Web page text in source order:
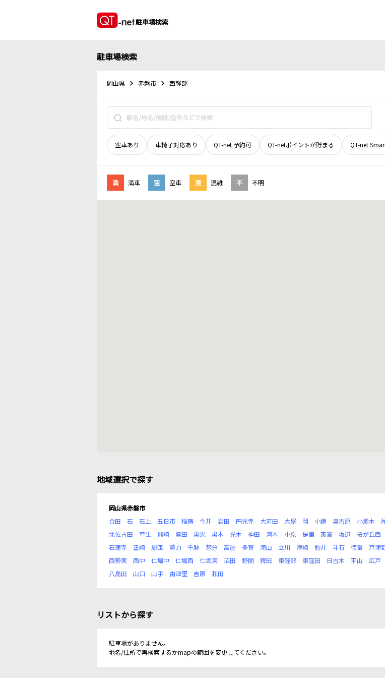
駐車場検索
駐車場検索
岡山県 赤磐市 西軽部
空車あり 車椅子対応あり QT-net 予約可 QT-netポイントが貯まる QT-net
満 満車 空 空車 混 混雑 不 不明
地域選択で探す
岡山県赤磐市
合田
石 石上 五日市 稲蒔 今井 岩田 円光寺 大苅田 大屋 岡 小鎌 奥吉原 小瀬木
北佐古田
草生 熊崎 暮田 黒沢 黒本 光木 神田 河本 小原 是里 斎富 坂辺 桜が丘西
石蓮寺
正崎 周匝 勢力 千躰 惣分 高屋 多賀 滝山 立川 津崎 釣井 斗有 徳富 戸津
西勢実
西中 仁堀中 仁堀西 仁堀東 沼田 野間 稗田 東軽部 東窪田 日古木 平山 広戸
八島田
山口 山手 由津里 吉原 和田
リストから探す
駐車場がありません。
地名/住所で再検索するかmapの範囲を変更してください。